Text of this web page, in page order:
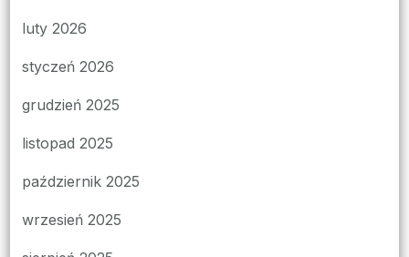
luty 2026
styczeń 2026
grudzień 2025
listopad 2025
październik 2025
wrzesień 2025